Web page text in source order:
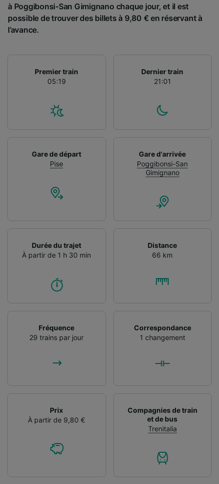
à Poggibonsi-San Gimignano chaque jour, et il est
possible de trouver des billets à 9,80 € en réservant à
l’avance.
Premier train
05:19
Dernier train
21:01
Gare de départ
Pise
Gare d'arrivée
Poggibonsi-San
Gimignano
Durée du trajet
À partir de 1 h 30 min
Distance
66 km
Fréquence
29 trains par jour
Correspondance
1 changement
Prix
À partir de 9,80 €
Compagnies de train
et de bus
Trenitalia